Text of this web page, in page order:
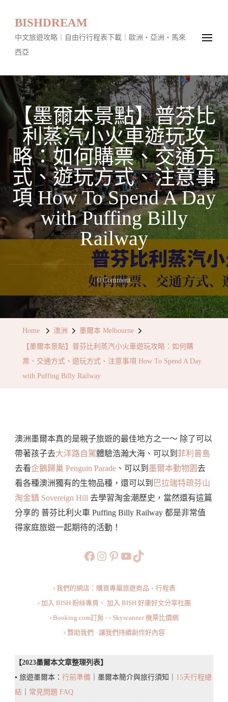
BISHDREAM
中文旅遊攻略｜自由行行程表下載｜歐洲・亞洲・馬來
西亞
【墨爾本景點】普芬比
利蒸汽小火車遊玩攻
略：如何購票、交通方
式、遊玩方式、注意事
項 How To Spend A Day
with Puffing Billy
Railway
0 CommentOn
【墨
爾
汽
小
火
車
遊
玩
如
購
票、
交
通
遊
Home 澳洲 墨爾本 Melbourne
【墨爾本景點】普芬比利蒸汽小火車遊玩攻略：如何購
票、交通方式、遊玩方式、注意事項 How To Spend A Day
with Puffing Billy Railway
澳洲墨爾本真的是親子旅遊的最佳地方之一～ 除了可以
帶著孩子去大洋路自駕體驗浩瀚大海、可以到 菲利普島
去看企鵝歸巢 Penguin Parade 、可以到 墨爾本動物園去
看各種澳洲獨有的生物品種，還可以到 巴拉瑞特疏芬山
淘金鎮 Sovereign Hill 去學習淘金潮歷史，當然還有這篇
分享的 普芬比利火車 Puffing Billy Railway 都是非常值
得家庭旅遊一起期待的活動！
https://www.facebook.com/
https://
https://
旅行美食小短片TikTok
› 我們的網店：購買專屬旅遊商品、行程表
› 加入 BISH 粉絲專頁、 加入 BISH 好康好文分享社團
› Booking.com訂房 · › Skyscanner 機票比價網
› 贊助我們 · 讓我們持續創作好內容
【2023墨爾本文章整理列表】
▪️ 旅遊墨爾本： 行前準備 ｜墨爾本簡介與旅行須知｜ 15天行程總
結
常見問題 FAQ